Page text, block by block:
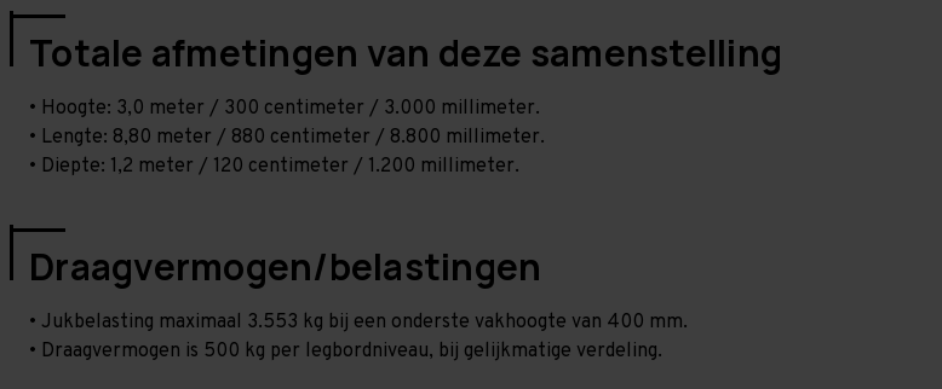
Totale afmetingen van deze samenstelling
• Hoogte: 3,0 meter / 300 centimeter / 3.000 millimeter.
• Lengte: 8,80 meter / 880 centimeter / 8.800 millimeter.
• Diepte: 1,2 meter / 120 centimeter / 1.200 millimeter.
Draagvermogen/belastingen
• Jukbelasting maximaal 3.553 kg bij een onderste vakhoogte van 400 mm.
• Draagvermogen is 500 kg per legbordniveau, bij gelijkmatige verdeling.